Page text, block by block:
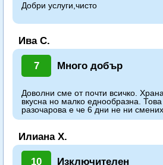
Добри услуги,чисто
Ива С.
7 Много добър
Доволни сме от почти всичко.
вкусна но малко еднообразна.
разочарова е че 6 дни не ни
Илиана Х.
10 Изключителен